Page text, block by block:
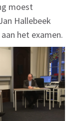
moest
Hallebeek
het examen.